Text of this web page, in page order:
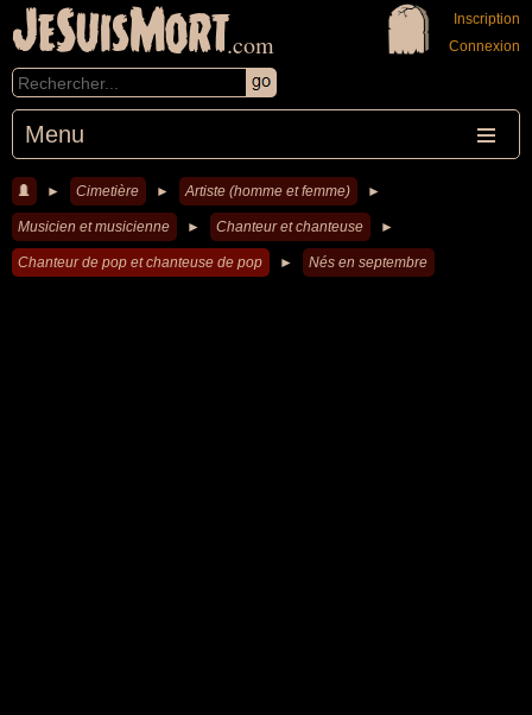
JeSuisMort.com
Menu
Inscription
Connexion
► Cimetière ► Artiste (homme et femme) ►
Musicien et musicienne ► Chanteur et chanteuse ►
Chanteur de pop et chanteuse de pop ► Nés en septembre